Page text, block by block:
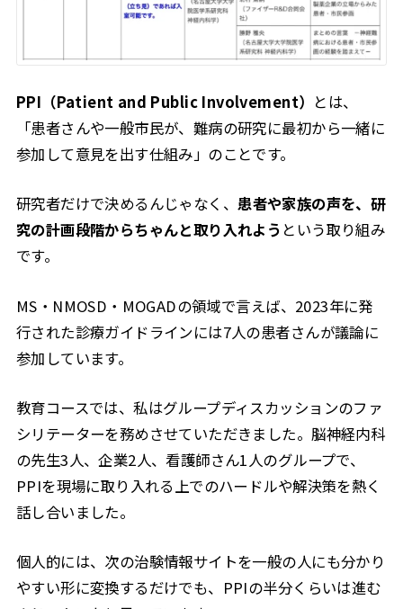
PPI（Patient and Public Involvement） とは、
「患者さんや一般市民が、難病の研究に最初から一緒に
参加して意見を出す仕組み」のことです。
研究者だけで決めるんじゃなく、患者や家族の声を、研
究の計画段階からちゃんと取り入れよう という取り組み
です。
MS・NMOSD・MOGADの領域で言えば、2023年に発
行された診療ガイドラインには7人の患者さんが議論に
参加しています。
教育コースでは、私はグループディスカッションのファ
シリテーターを務めさせていただきました。脳神経内科
の先生3人、企業2人、看護師さん1人のグループで、
PPIを現場に取り入れる上でのハードルや解決策を熱く
話し合いました。
個人的には、次の治験情報サイトを一般の人にも分かり
やすい形に変換するだけでも、PPIの半分くらいは進む